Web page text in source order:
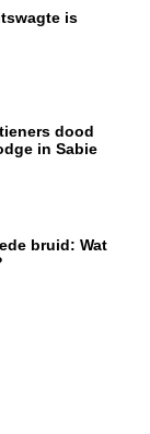
is
dood
in Sabie
bruid: Wat